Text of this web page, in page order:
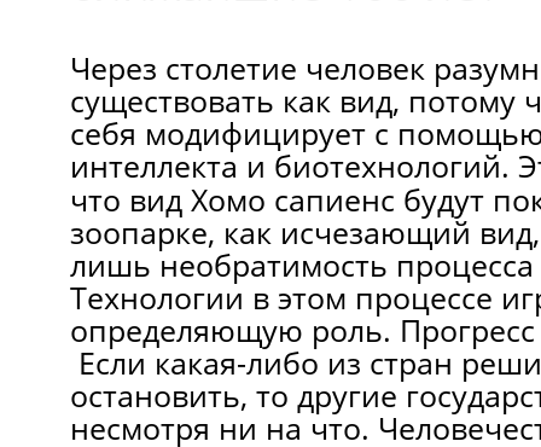
Через столетие человек
существовать как вид, потому
себя модифицирует с помощью
интеллекта и биотехнологий.
что вид Хомо сапиенс будут
зоопарке, как исчезающий
лишь необратимость
Технологии в этом процессе
определяющую роль. Прогресс
Если какая-либо из стран
остановить, то другие
несмотря ни на что.